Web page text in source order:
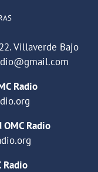
Villaverde Bajo
Radio
Radio
Radio